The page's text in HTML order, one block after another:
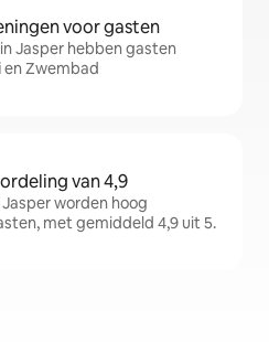
voor gasten
Jasper hebben gasten
en Zwembad
van 4,9
worden hoog
met gemiddeld 4,9 uit 5.